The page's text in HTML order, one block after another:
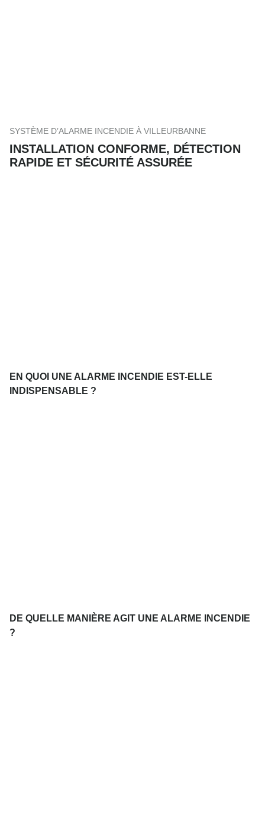
SYSTÈME D’ALARME INCENDIE À VILLEURBANNE
INSTALLATION CONFORME, DÉTECTION
RAPIDE ET SÉCURITÉ ASSURÉE
EN QUOI UNE ALARME INCENDIE EST-ELLE
INDISPENSABLE ?
DE QUELLE MANIÈRE AGIT UNE ALARME INCENDIE
?